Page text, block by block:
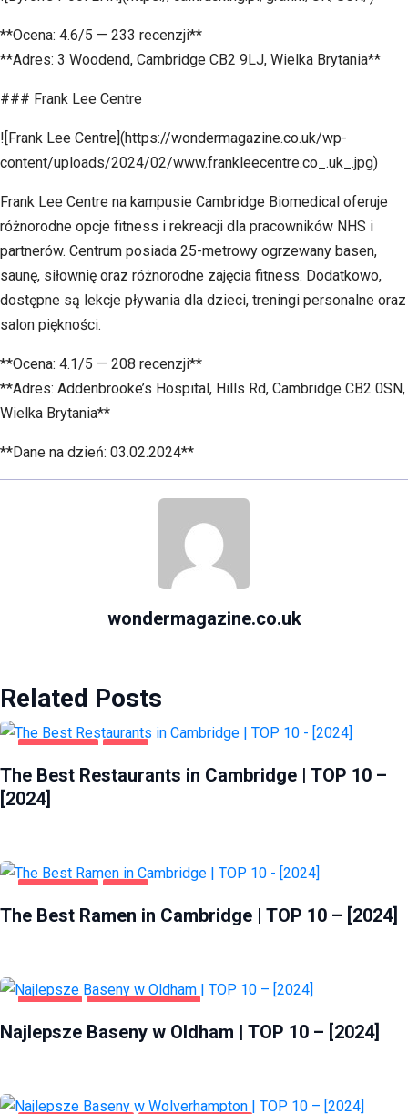
**Ocena: 4.6/5 — 233 recenzji**
**Adres: 3 Woodend, Cambridge CB2 9LJ, Wielka Brytania**
### Frank Lee Centre
![Frank Lee Centre](https://wondermagazine.co.uk/wp-
content/uploads/2024/02/www.frankleecentre.co_.uk_.jpg)
Frank Lee Centre na kampusie Cambridge Biomedical oferuje
różnorodne opcje fitness i rekreacji dla pracowników NHS i
partnerów. Centrum posiada 25-metrowy ogrzewany basen,
saunę, siłownię oraz różnorodne zajęcia fitness. Dodatkowo,
dostępne są lekcje pływania dla dzieci, treningi personalne oraz
salon piękności.
**Ocena: 4.1/5 — 208 recenzji**
**Adres: Addenbrooke’s Hospital, Hills Rd, Cambridge CB2 0SN,
Wielka Brytania**
**Dane na dzień: 03.02.2024**
wondermagazine.co.uk
Related Posts
The Best Restaurants in Cambridge | TOP 10 –
[2024]
The Best Ramen in Cambridge | TOP 10 – [2024]
Najlepsze Baseny w Oldham | TOP 10 – [2024]